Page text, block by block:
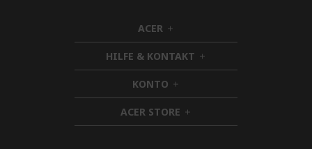
ACER h
i
d
d
e
n
HILFE & KONTAKT h
i
d
n
KONTO h
i
d
d
ACER STORE h
i